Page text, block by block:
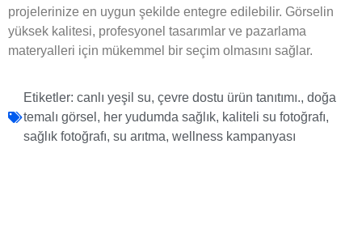
projelerinize en uygun şekilde entegre edilebilir. Görselin
yüksek kalitesi, profesyonel tasarımlar ve pazarlama
materyalleri için mükemmel bir seçim olmasını sağlar.
Etiketler: canlı yeşil su, çevre dostu ürün tanıtımı., doğa
temalı görsel , her yudumda sağlık, kaliteli su fotoğrafı,
sağlık fotoğrafı, su arıtma, wellness kampanyası